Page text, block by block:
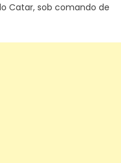
Catar, sob comando de